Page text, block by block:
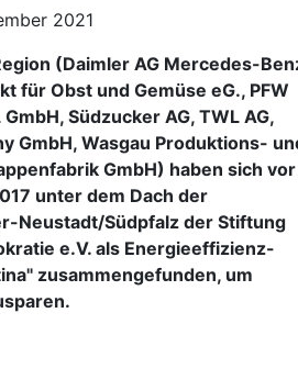
2021
(Daimler AG Mercedes-
für Obst und Gemüse eG., PFW
Südzucker AG, TWL AG,
GmbH, Wasgau Produktions-
GmbH) haben sich
unter dem Dach der
Neustadt/Südpfalz der Stiftung
e.V. als Energieeffizienz-
zusammengefunden, um